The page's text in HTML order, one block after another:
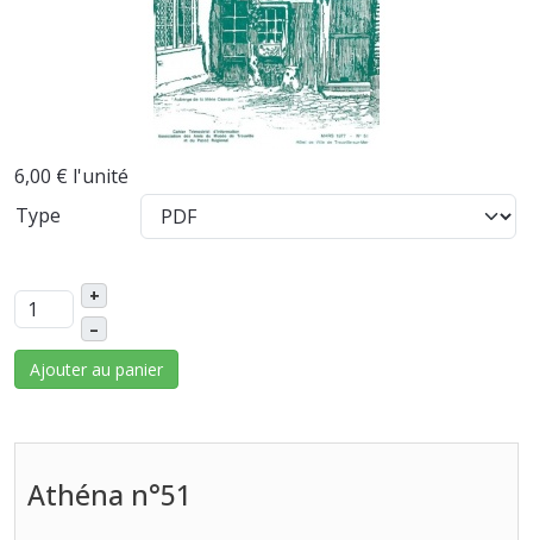
6,00 € l'unité
Type
+
–
Ajouter au panier
Athéna n°51